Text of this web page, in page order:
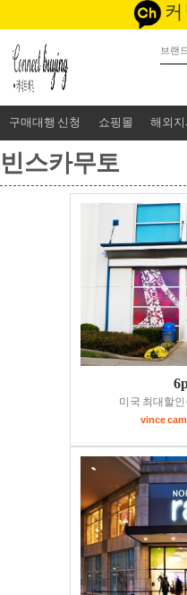
구매대행 신청 쇼핑몰 해외
빈스카무토
미국 최대할
vince